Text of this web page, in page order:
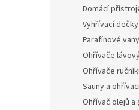
Domácí
Vyhřívací dečky
Parafínové
Ohřívače
Ohřívače
Sauny a
Ohřívač olejů a